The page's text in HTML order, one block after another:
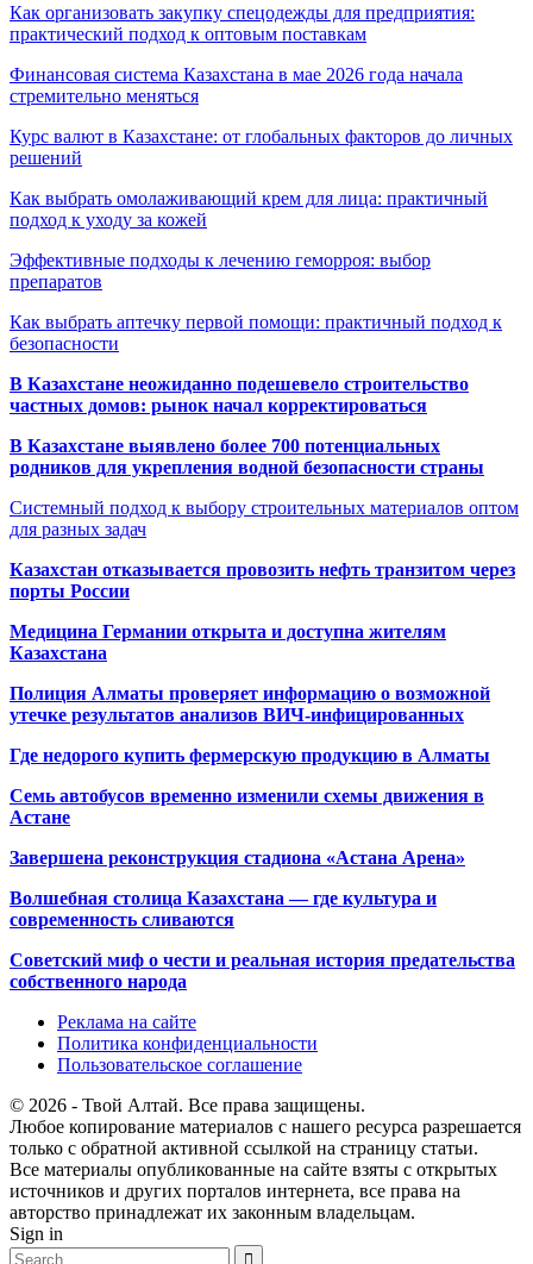
Как организовать закупку спецодежды для предприятия:
практический подход к оптовым поставкам
Финансовая система Казахстана в мае 2026 года начала
стремительно меняться
Курс валют в Казахстане: от глобальных факторов до личных
решений
Как выбрать омолаживающий крем для лица: практичный
подход к уходу за кожей
Эффективные подходы к лечению геморроя: выбор
препаратов
Как выбрать аптечку первой помощи: практичный подход к
безопасности
В Казахстане неожиданно подешевело строительство
частных домов: рынок начал корректироваться
В Казахстане выявлено более 700 потенциальных
родников для укрепления водной безопасности страны
Системный подход к выбору строительных материалов оптом
для разных задач
Казахстан отказывается провозить нефть транзитом через
порты России
Медицина Германии открыта и доступна жителям
Казахстана
Полиция Алматы проверяет информацию о возможной
утечке результатов анализов ВИЧ-инфицированных
Где недорого купить фермерскую продукцию в Алматы
Семь автобусов временно изменили схемы движения в
Астане
Завершена реконструкция стадиона «Астана Арена»
Волшебная столица Казахстана — где культура и
современность сливаются
Советский миф о чести и реальная история предательства
собственного народа
Реклама на сайте
Политика конфиденциальности
Пользовательское соглашение
© 2026 - Твой Алтай. Все права защищены.
Любое копирование материалов с нашего ресурса разрешается
только с обратной активной ссылкой на страницу статьи.
Все материалы опубликованные на сайте взяты с открытых
источников и других порталов интернета, все права на
авторство принадлежат их законным владельцам.
Sign in